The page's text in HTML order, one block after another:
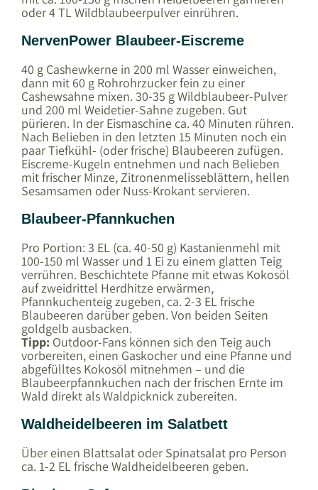
oder 4 TL Wildblaubeerpulver einrühren.
NervenPower Blaubeer-Eiscreme
40 g Cashewkerne in 200 ml Wasser einweichen,
dann mit 60 g Rohrohrzucker fein zu einer
Cashewsahne mixen. 30-35 g Wildblaubeer-Pulver
und 200 ml Weidetier-Sahne zugeben. Gut
pürieren. In der Eismaschine ca. 40 Minuten rühren.
Nach Belieben in den letzten 15 Minuten noch ein
paar Tiefkühl- (oder frische) Blaubeeren zufügen.
Eiscreme-Kugeln entnehmen und nach Belieben
mit frischer Minze, Zitronenmelisseblättern, hellen
Sesamsamen oder Nuss-Krokant servieren.
Blaubeer-Pfannkuchen
Pro Portion: 3 EL (ca. 40-50 g) Kastanienmehl mit
100-150 ml Wasser und 1 Ei zu einem glatten Teig
verrühren. Beschichtete Pfanne mit etwas Kokosöl
auf zweidrittel Herdhitze erwärmen,
Pfannkuchenteig zugeben, ca. 2-3 EL frische
Blaubeeren darüber geben. Von beiden Seiten
goldgelb ausbacken.
Tipp: Outdoor-Fans können sich den Teig auch
vorbereiten, einen Gaskocher und eine Pfanne und
abgefülltes Kokosöl mitnehmen – und die
Blaubeerpfannkuchen nach der frischen Ernte im
Wald direkt als Waldpicknick zubereiten.
Waldheidelbeeren im Salatbett
Über einen Blattsalat oder Spinatsalat pro Person
ca. 1-2 EL frische Waldheidelbeeren geben.